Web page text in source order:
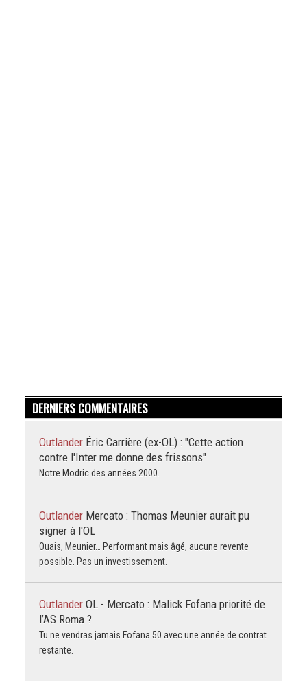
DERNIERS COMMENTAIRES
Outlander Éric Carrière (ex-OL) : "Cette action
contre l'Inter me donne des frissons"
Notre Modric des années 2000.
Outlander Mercato : Thomas Meunier aurait pu
signer à l'OL
Ouais, Meunier… Performant mais âgé, aucune revente
possible. Pas un investissement.
Outlander OL - Mercato : Malick Fofana priorité de
l’AS Roma ?
Tu ne vendras jamais Fofana 50 avec une année de contrat
restante.